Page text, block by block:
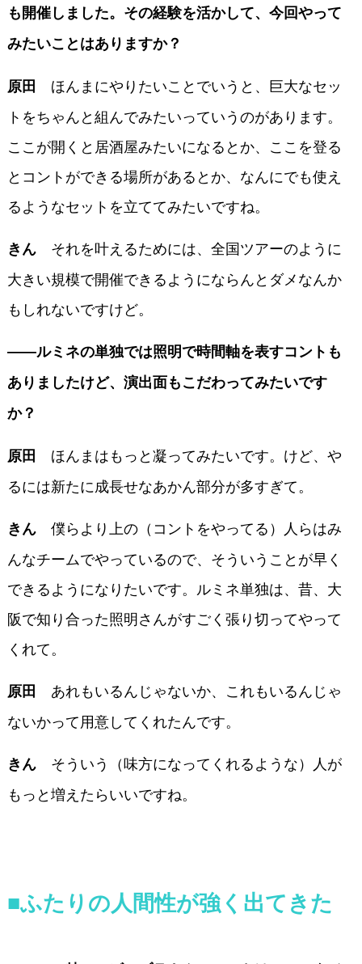
も開催しました。その経験を活かして、今回やって
みたいことはありますか？
原田 ほんまにやりたいことでいうと、巨大なセッ
トをちゃんと組んでみたいっていうのがあります。
ここが開くと居酒屋みたいになるとか、ここを登る
とコントができる場所があるとか、なんにでも使え
るようなセットを立ててみたいですね。
きんそれを叶えるためには、全国ツアーのように
大きい規模で開催できるようにならんとダメなんか
もしれないですけど。
――ルミネの単独では照明で時間軸を表すコントも
ありましたけど、演出面もこだわってみたいです
か？
原田 ほんまはもっと凝ってみたいです。けど、や
るには新たに成長せなあかん部分が多すぎて。
きん僕らより上の（コントをやってる）人らはみ
んなチームでやっているので、そういうことが早く
できるようになりたいです。ルミネ単独は、昔、大
阪で知り合った照明さんがすごく張り切ってやって
くれて。
原田 あれもいるんじゃないか、これもいるんじゃ
ないかって用意してくれたんです。
きんそういう（味方になってくれるような）人が
もっと増えたらいいですね。
■ふたりの人間性が強く出てきた